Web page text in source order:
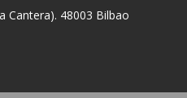
Cantera). 48003 Bilbao